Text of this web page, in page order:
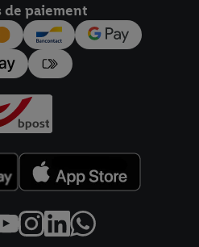
de paiement
relative à la protection des
ici.